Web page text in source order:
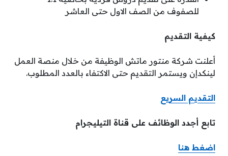
للصفوف من الصف الاول حتى العاشر
كيفية التقديم
أعلنت شركة منتور ماتش الوظيفة من خلال منصة العمل
لينكدإن ويستمر التقديم حتى الاكتفاء بالعدد المطلوب.
التقديم السريع
تابع أجدد الوظائف على قناة التيليجرام
اضغط هنا